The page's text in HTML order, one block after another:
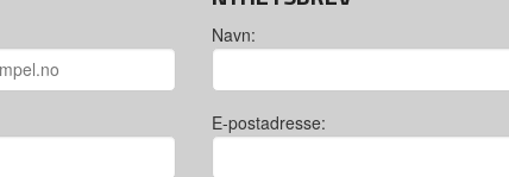
Navn:
E-postadresse: